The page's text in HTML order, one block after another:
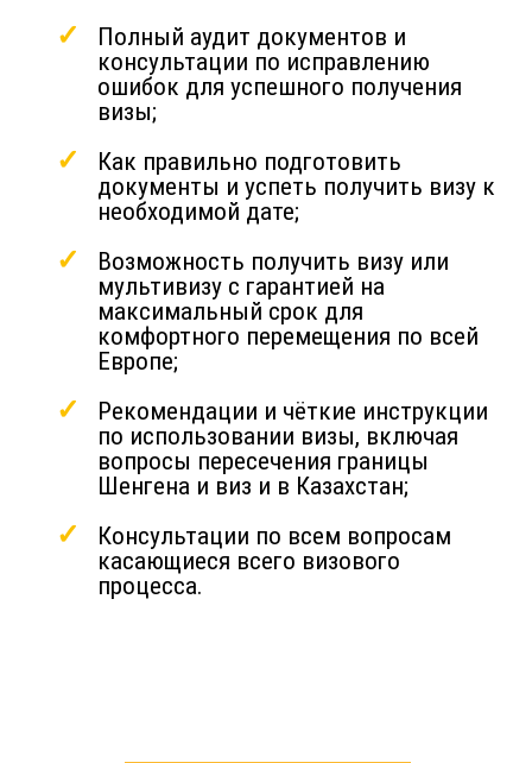
Полный аудит документов и
консультации по исправлению
ошибок для успешного получения
визы;
Как правильно подготовить
документы и успеть получить визу к
необходимой дате;
Возможность получить визу или
мультивизу с гарантией на
максимальный срок для
комфортного перемещения по всей
Европе;
Рекомендации и чёткие инструкции
по использовании визы, включая
вопросы пересечения границы
Шенгена и виз и в Казахстан;
Консультации по всем вопросам
касающиеся всего визового
процесса.